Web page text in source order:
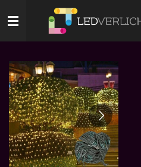
direct
naar
hoofdinhoud